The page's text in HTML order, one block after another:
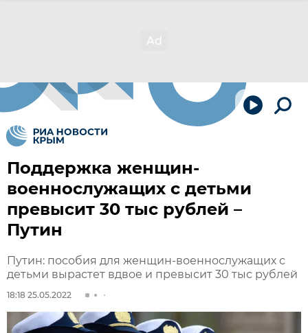
Поддержка женщин-
военнослужащих с детьми
превысит 30 тыс рублей –
Путин
Путин: пособия для женщин-военнослужащих с
детьми вырастет вдвое и превысит 30 тыс рублей
18:18 25.05.2022